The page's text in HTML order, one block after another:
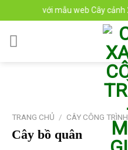
to
content
đến với mẫu web Cây cảnh 2018
TRANG CHỦ / CÂY CÔNG TRÌNH
Cây bồ quân